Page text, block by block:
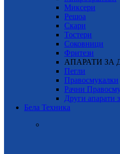
Миксери
Решоа
Скари
Тостери
Соковници
Фритези
АПАРАТИ ЗА
Пегли
Правосмукалки
Рачни
Други апарати
Бела Техника